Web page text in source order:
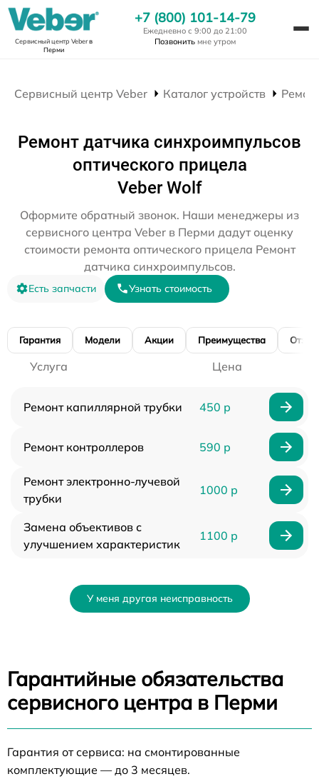
Сервисный центр Veberв
Перми
+7 (800) 101-14-79
Ежедневно с 9:00 до 21:00
Позвонить мне утром
Сервисный центр Veber Каталог устройств
Ремонт датчика синхроимпульсов
оптического прицела
Veber Wolf
Оформите обратный звонок. Наши менеджеры из
сервисного центра Veber в Перми дадут оценку
стоимости ремонта оптического прицела Ремонт
датчика синхроимпульсов.
Есть запчасти Узнать стоимость
Гарантия Модели Акции Преимущества
Услуга Цена
Ремонт капиллярной трубки 450 р
Ремонт контроллеров 590 р
Ремонт электронно-лучевой
трубки
1000 р
Замена объективов с
улучшением характеристик
1100 р
У меня другая неисправность
Гарантийные обязательства
сервисного центра в Перми
Гарантия от сервиса: на смонтированные
комплектующие — до 3 месяцев.